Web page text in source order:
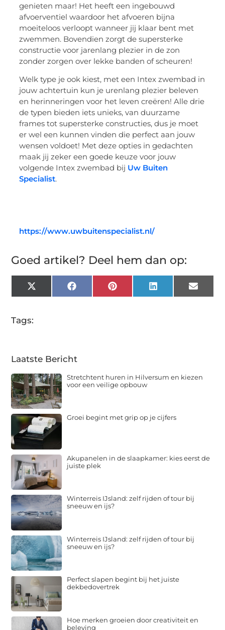
genieten maar! Het heeft een ingebouwd
afvoerventiel waardoor het afvoeren bijna
moeiteloos verloopt wanneer jij klaar bent met
zwemmen. Bovendien zorgt de supersterke
constructie voor jarenlang plezier in de zon
zonder zorgen over lekke banden of scheuren!
Welk type je ook kiest, met een Intex zwembad in
jouw achtertuin kun je urenlang plezier beleven
en herinneringen voor het leven creëren! Alle drie
de typen bieden iets unieks, van duurzame
frames tot supersterke constructies, dus je moet
er wel een kunnen vinden die perfect aan jouw
wensen voldoet! Met deze opties in gedachten
maak jij zeker een goede keuze voor jouw
volgende Intex zwembad bij Uw Buiten
Specialist.
https://www.uwbuitenspecialist.nl/
Goed artikel? Deel hem dan op:
X
(Twitter)
FacebookPinterestLinkedInEmail
Tags:
Laatste Bericht
Stretchtent huren in Hilversum en kiezen
voor een veilige opbouw
Groei begint met grip op je cijfers
Akupanelen in de slaapkamer: kies eerst de
juiste plek
Winterreis IJsland: zelf rijden of tour bij
sneeuw en ijs?
Winterreis IJsland: zelf rijden of tour bij
sneeuw en ijs?
Perfect slapen begint bij het juiste
dekbedovertrek
Hoe merken groeien door creativiteit en
beleving